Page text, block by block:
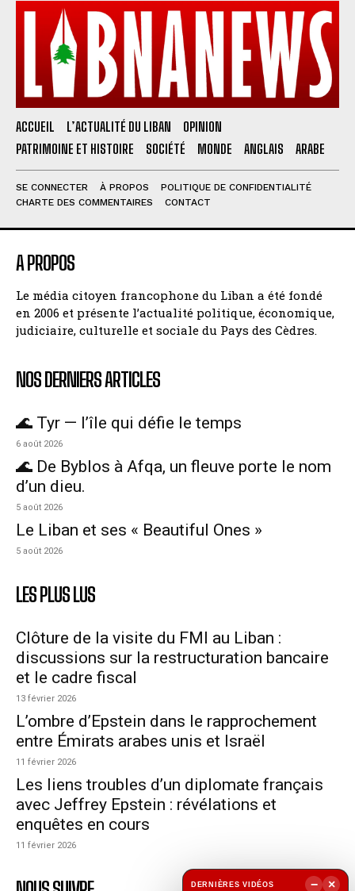
ACCUEIL L’ACTUALITÉ DU LIBAN
OPINION
PATRIMOINE ET HISTOIRE
SOCIÉTÉ MONDE ANGLAIS ARABE
SE CONNECTER À PROPOS
POLITIQUE DE CONFIDENTIALITÉ
CHARTE DES COMMENTAIRES
CONTACT
A PROPOS
Le média citoyen francophone du Liban a été fondé
en 2006 et présente l’actualité politique, économique,
judiciaire, culturelle et sociale du Pays des Cèdres.
NOS DERNIERS ARTICLES
🌊 Tyr — l’île qui défie le temps
6 août 2026
🌊 De Byblos à Afqa, un fleuve porte le nom
d’un dieu.
5 août 2026
Le Liban et ses « Beautiful Ones »
5 août 2026
LES PLUS LUS
Clôture de la visite du FMI au Liban :
discussions sur la restructuration bancaire
et le cadre fiscal
13 février 2026
L’ombre d’Epstein dans le rapprochement
entre Émirats arabes unis et Israël
11 février 2026
Les liens troubles d’un diplomate français
avec Jeffrey Epstein : révélations et
enquêtes en cours
11 février 2026
DERNIÈRES VIDÉOS − ×